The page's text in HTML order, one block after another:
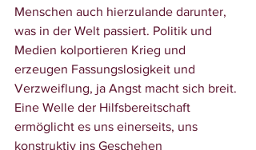
Menschen auch hierzulande darunter,
was in der Welt passiert. Politik und
Medien kolportieren Krieg und
erzeugen Fassungslosigkeit und
Verzweiflung, ja Angst macht sich breit.
Eine Welle der Hilfsbereitschaft
ermöglicht es uns einerseits, uns
konstruktiv ins Geschehen